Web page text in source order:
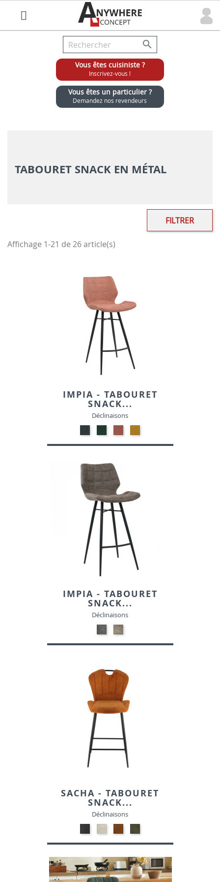

Vous êtes cuisiniste ?
Inscrivez-vous !
Vous êtes un particulier ?
Demandez nos revendeurs
TABOURET SNACK EN MÉTAL
FILTRER
Affichage 1-21 de 26 article(s)
IMPIA - TABOURET
SNACK...
Déclinaisons
TISSUTISSUTISSUTISSU
IMPIA - TABOURET
SNACK...
Déclinaisons
NOIR
MAT
PATINE-
GRIS
MAT
PATINE-
SACHA - TABOURET
SNACK...
Déclinaisons
HOLMS
18
GRIS
FONCE
TISSU
HOLMS
22
BEIGE
TISSU
HOLMS
42
BRIQUE
HOLMS
77
VERT
HUNTER